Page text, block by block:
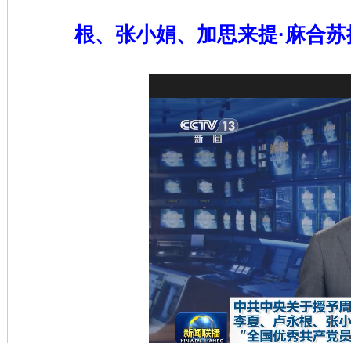
根、张小娟、加思来提·麻合